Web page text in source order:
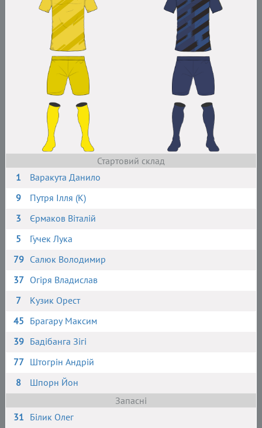
Стартовий склад
1
Варакута Данило
9
Путря Ілля (К)
3
Єрмаков Віталій
5
Гучек Лука
79 Салюк Володимир
37 Огіря Владислав
7
Кузик Орест
45 Брагару Максим
39 Бадібанга Зігі
77 Штогрін Андрій
8
Шпорн Йон
Запасні
31 Білик Олег